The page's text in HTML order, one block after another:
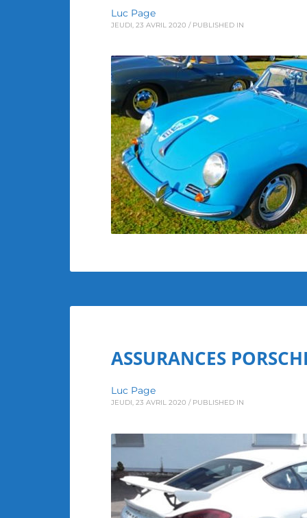
Luc Page
JEUDI, 23 AVRIL 2020 / PUBLISHED IN
ASSURANCES
Luc Page
JEUDI, 23 AVRIL 2020 / PUBLISHED IN